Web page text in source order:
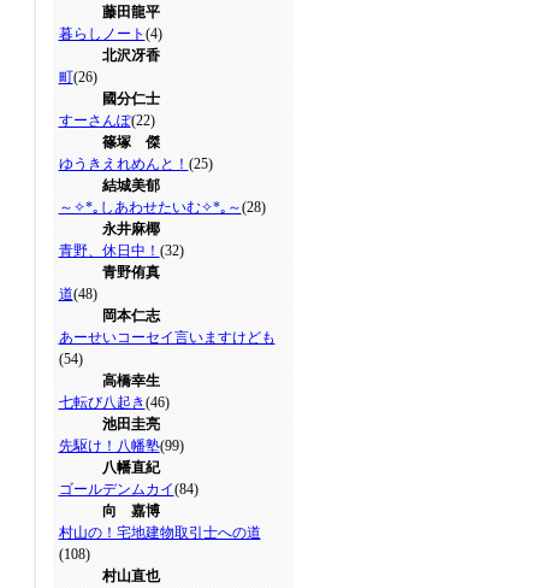
藤田龍平
暮らしノート (4)
北沢冴香
町(26)
國分仁士
すーさんぽ(22)
篠塚 傑
ゆうきえれめんと！ (25)
結城美郁
～✧*｡しあわせたいむ✧*｡～(28)
永井麻椰
青野、休日中！ (32)
青野侑真
道(48)
岡本仁志
あーせいコーセイ言いますけども
(54)
高橋幸生
七転び八起き(46)
池田圭亮
先駆け！八幡塾(99)
八幡直紀
ゴールデンムカイ(84)
向 嘉博
村山の！宅地建物取引士への道
(108)
村山直也